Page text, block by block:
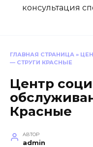
консультация
ГЛАВНАЯ СТРАНИЦА »
— СТРУГИ КРАСНЫЕ
Центр
Красные
АВТОР
admin